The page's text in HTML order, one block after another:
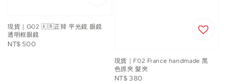
現貨｜G02 🇰🇷正韓 平光鏡 眼鏡
透明框眼鏡
Regular
NT$ 500
現貨｜F02 France handmade 黑
色抓夾 髮夾
Regular
NT$ 380